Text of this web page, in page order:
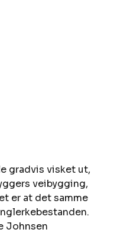
gradvis visket ut,
veibygging,
er at det samme
Johnsen